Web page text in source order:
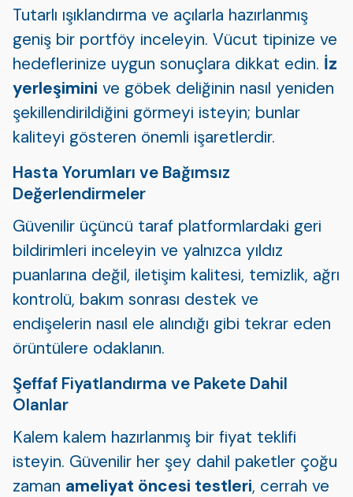
Tutarlı ışıklandırma ve açılarla hazırlanmış
geniş bir portföy inceleyin. Vücut tipinize ve
hedeflerinize uygun sonuçlara dikkat edin. İz
yerleşimini ve göbek deliğinin nasıl yeniden
şekillendirildiğini görmeyi isteyin; bunlar
kaliteyi gösteren önemli işaretlerdir.
Hasta Yorumları ve Bağımsız
Değerlendirmeler
Güvenilir üçüncü taraf platformlardaki geri
bildirimleri inceleyin ve yalnızca yıldız
puanlarına değil, iletişim kalitesi, temizlik, ağrı
kontrolü, bakım sonrası destek ve
endişelerin nasıl ele alındığı gibi tekrar eden
örüntülere odaklanın.
Şeffaf Fiyatlandırma ve Pakete Dahil
Olanlar
Kalem kalem hazırlanmış bir fiyat teklifi
isteyin. Güvenilir her şey dahil paketler çoğu
zaman ameliyat öncesi testleri, cerrah ve